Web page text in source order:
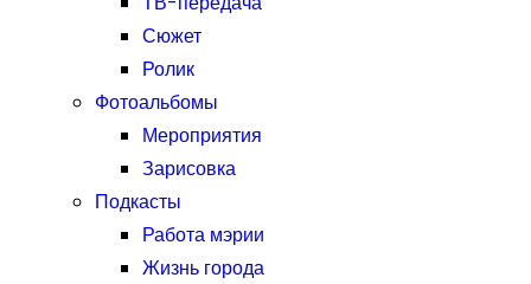
Сюжет
Ролик
Фотоальбомы
Мероприятия
Зарисовка
Подкасты
Работа мэрии
Жизнь города